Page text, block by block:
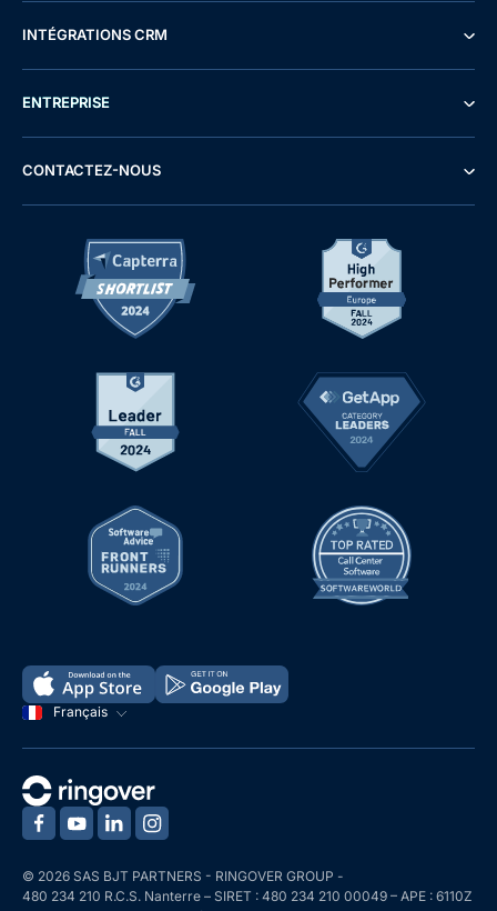
Français
INTÉGRATIONS CRM
ENTREPRISE
CONTACTEZ-NOUS
© 2026 SAS BJT PARTNERS - RINGOVER GROUP -
480 234 210 R.C.S. Nanterre – SIRET : 480 234 210 00049 – APE : 6110Z